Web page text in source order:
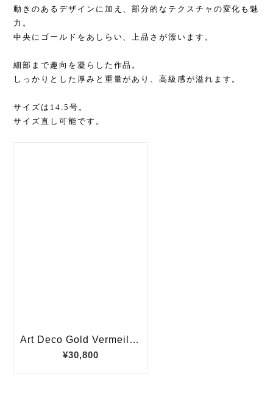
動きのあるデザインに加え、部分的なテクスチャの変化も魅
力。
中央にゴールドをあしらい、上品さが漂います。
細部まで趣向を凝らした作品。
しっかりとした厚みと重量があり、高級感が溢れます。
サイズは14.5号。
サイズ直し可能です。